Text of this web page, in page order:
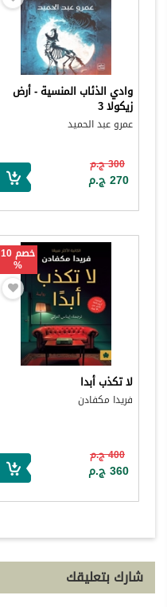
وادي الذئاب المنسية - أرض
زيكولا 3
عمرو عبد الحميد
300 ج.م
270 ج.م
خصم 10
%
لا تكذب أبدا
فريدا مكفادن
400 ج.م
360 ج.م
شارك بتعليقك